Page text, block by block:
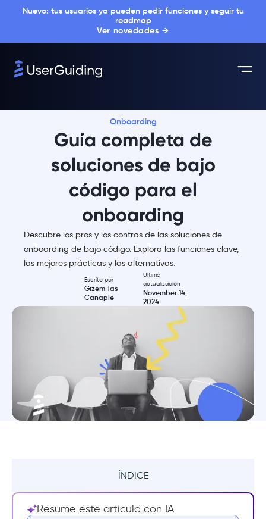
Nuevo: tus usuarios ya pueden pedir funciones y seguir tu
roadmap
Ver novedades →
Onboarding
Guía completa de
soluciones de bajo
código para el
onboarding
Descubre los pros y los contras de las soluciones de
onboarding de bajo código. Explora las funciones clave,
las mejores prácticas y las alternativas.
Escrito por
Gizem Tas
Canaple
Última
actualización
November 14,
2024
ÍNDICE
Resumen
Resume este artículo con IA